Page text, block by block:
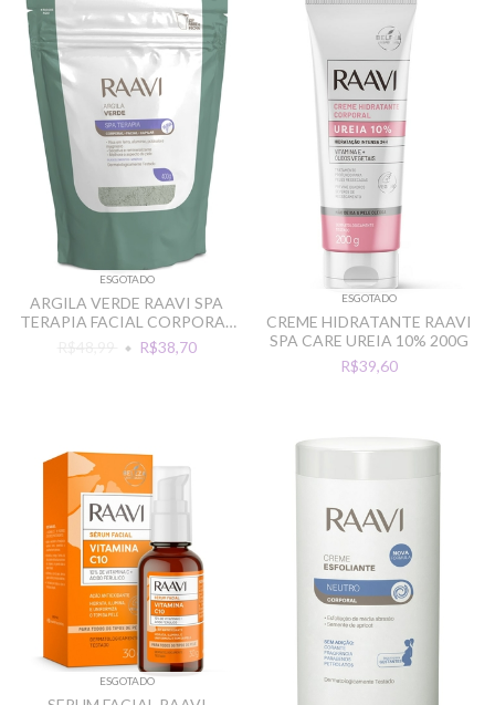
ESGOTADO
ARGILA VERDE RAAVI SPA
TERAPIA FACIAL CORPORAL
CAPILAR 400G
R$48,99 R$38,70
ESGOTADO
CREME HIDRATANTE RAAVI
SPA CARE UREIA 10% 200G
R$39,60
ESGOTADO